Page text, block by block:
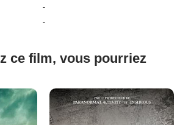
-
-
ce film, vous pourriez